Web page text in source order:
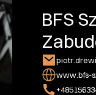
BFS
www.bfs-